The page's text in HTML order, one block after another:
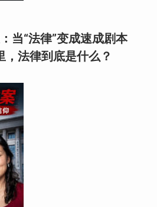
当“法律”变成速成剧本
法律到底是什么？